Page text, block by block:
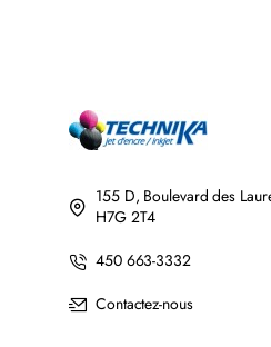
155 D, Boulevard des
H7G 2T4
450 663-3332
Contactez-nous